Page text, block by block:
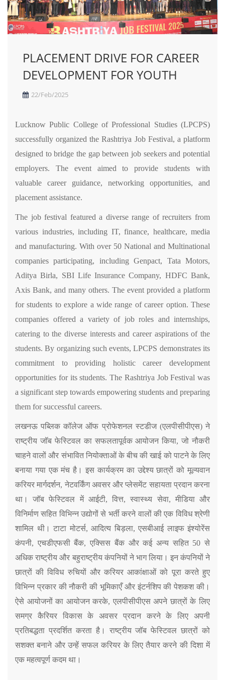
PLACEMENT DRIVE FOR CAREER
DEVELOPMENT FOR YOUTH
22/Feb/2025
Lucknow Public College of Professional Studies (LPCPS)
successfully organized the Rashtriya Job Festival, a platform
designed to bridge the gap between job seekers and potential
employers. The event aimed to provide students with
valuable career guidance, networking opportunities, and
placement assistance.
The job festival featured a diverse range of recruiters from
various industries, including IT, finance, healthcare, media
and manufacturing. With over 50 National and Multinational
companies participating, including Genpact, Tata Motors,
Aditya Birla, SBI Life Insurance Company, HDFC Bank,
Axis Bank, and many others. The event provided a platform
for students to explore a wide range of career option. These
companies offered a variety of job roles and internships,
catering to the diverse interests and career aspirations of the
students. By organizing such events, LPCPS demonstrates its
commitment to providing holistic career development
opportunities for its students. The Rashtriya Job Festival was
a significant step towards empowering students and preparing
them for successful careers.
लखनऊ पब्लिक कॉलेज ऑफ प्रोफेशनल स्टडीज (एलपीसीपीएस) ने
राष्ट्रीय जॉब फेस्टिवल का सफलतापूर्वक आयोजन किया,जो नौकरी
चाहने वालों और संभावित नियोक्ताओं के बीच की खाई को पाटने के लिए
बनाया गया एक मंच है। इस कार्यक्रम का उद्देश्य छात्रों को मूल्यवान
करियर मार्गदर्शन, नेटवर्किंग अवसर और प्लेसमेंट सहायता प्रदान करना
था। जॉब फेस्टिवल में आईटी,वित्त,स्वास्थ्य सेवा, मीडिया और
विनिर्माण सहित विभिन्न उद्योगों से भर्ती करने वालों की एक विविध श्रेणी
शामिल थी। टाटा मोटर्स, आदित्य बिड़ला, एसबीआई लाइफ इंश्योरेंस
कंपनी, एचडीएफसी बैंक,एक्सिस बैंक और कई अन्य सहित 50 से
अधिक राष्ट्रीय और बहुराष्ट्रीय कंपनियों ने भाग लिया। इन कंपनियों ने
छात्रों की विविध रुचियों और करियर आकांक्षाओं को पूरा करते हुए
विभिन्न प्रकार की नौकरी की भूमिकाएँ और इंटर्नशिप की पेशकश की।
ऐसे आयोजनों का आयोजन करके, एलपीसीपीएस अपने छात्रों के लिए
समग्र कैरियर विकास के अवसर प्रदान करने के लिए अपनी
प्रतिबद्धता प्रदर्शित करता है। राष्ट्रीय जॉब फेस्टिवल छात्रों को
सशक्त बनाने और उन्हें सफल करियर के लिए तैयार करने की दिशा में
एक महत्वपूर्ण कदम था।